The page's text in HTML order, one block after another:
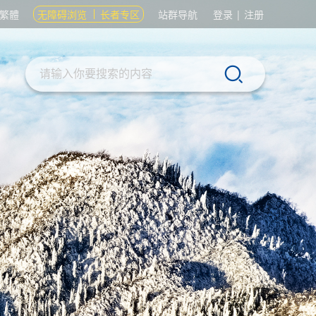
繁體 无障碍浏览 长者专区 站群导航 登录 | 注册